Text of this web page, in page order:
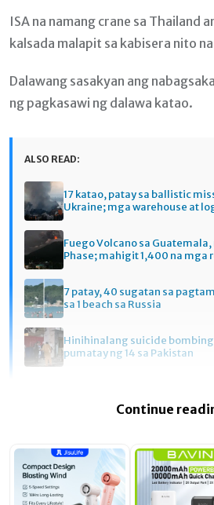
ISA na namang crane sa Thailand
kalsada malapit sa kabisera nito
Dalawang sasakyan ang
ng pagkasawi ng dalawa katao.
ALSO READ:
17 katao, patay sa ballistic
Ukraine; mga warehouse at
Fuego Volcano sa
Phase; mahigit 1,400 na mga
7 patay, 40 sugatan sa
sa 1 beach sa Russia
Hinihinalang suicide bombing
pumatay ng 14 sa Pakistan
Continue